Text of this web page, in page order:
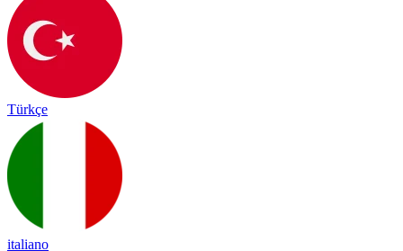
Türkçe
italiano